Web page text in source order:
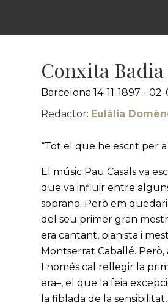
Conxita Badia
Barcelona 14-11-1897 - 02-
Redactor: Eulàlia
“Tot el que he escrit per
El músic Pau Casals va
que va influir entre
soprano. Però em
del seu primer gran
era cantant, pianista i
Montserrat Caballé.
I només cal rellegir la
era–, el que la feia
la fiblada de la